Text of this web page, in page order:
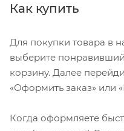
Как купить
Для покупки товара в
выберите
корзину. Далее
«Оформить заказ» или
Когда оформляете